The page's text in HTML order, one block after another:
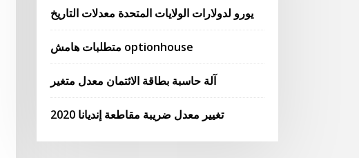
يورو لدولارات الولايات المتحدة معدلات التاريخ
متطلبات هامش optionhouse
آلة حاسبة بطاقة الائتمان معدل متغير
تغيير معدل ضريبة مقاطعة إنديانا 2020